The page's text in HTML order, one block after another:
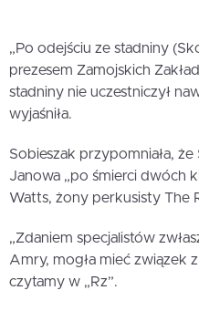
„Po odejściu ze stadniny
prezesem Zamojskich
stadniny nie uczestniczył
wyjaśniła.
Sobieszak przypomniała,
Janowa „po śmierci dwóch
Watts, żony perkusisty The
„Zdaniem specjalistów
Amry, mogła mieć związek
czytamy w „Rz”.